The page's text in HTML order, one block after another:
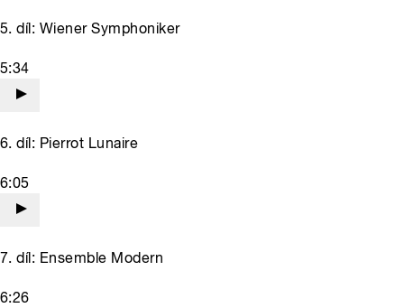
5. díl: Wiener Symphoniker
5:34
6. díl: Pierrot Lunaire
6:05
7. díl: Ensemble Modern
6:26